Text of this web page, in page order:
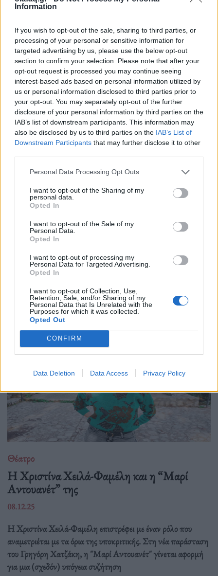
Information
If you wish to opt-out of the sale, sharing to third parties, or
processing of your personal or sensitive information for
targeted advertising by us, please use the below opt-out
section to confirm your selection. Please note that after your
opt-out request is processed you may continue seeing
interest-based ads based on personal information utilized by
us or personal information disclosed to third parties prior to
your opt-out. You may separately opt-out of the further
disclosure of your personal information by third parties on the
IAB’s list of downstream participants. This information may
also be disclosed by us to third parties on the IAB’s List of
Downstream Participants that may further disclose it to other
Personal Data Processing Opt Outs
I want to opt-out of the Sharing of my
personal data.
Opted In
I want to opt-out of the Sale of my
Personal Data.
Opted In
I want to opt-out of processing my
Personal Data for Targeted Advertising.
Opted In
I want to opt-out of Collection, Use,
Retention, Sale, and/or Sharing of my
Personal Data that Is Unrelated with the
Purposes for which it was collected.
Opted Out
CONFIRM
Data Deletion Data Access Privacy Policy
23.03.26
Ένα σπίτι γεμάτο ρόλους που δεν λένε να σβήσουν. Το
"Θηριοτροφείο" του Δημήτρη Τσεκούρα μετατρέπει το όνειρο
σε παγίδα και το παράλογο σε καθρέφτη.
Θέατρο
Η Φένια Αποστόλου και το σκοτεινό
παραμύθι του “Αποτυπώματος”
10.12.25
Με το "Αποτύπωμα", η Φένια Αποστόλου δημιουργεί έναν
σκοτεινό, ποιητικό χώρο όπου η γυναικεία εικόνα αποτινάσσει
τις παραμορφώσεις του χρόνου και ξαναβρίσκει τη φωνή της
μέσα από την κίνηση, τη σιωπή
Θέατρο
Η Χριστίνα Χειλά-Φαμέλη και η “Μαρί
Αντουανέτ” της
08.12.25
Η Χριστίνα Χειλά-Φαμέλη επιστρέφει με έναν ρόλο που
αναμετριέται με τα όρια της υποκριτικής. Στη νέα παράσταση
του Γρηγόρη Χατζάκη, η "Μαρί Αντουανέτ" γίνεται αφορμή
για μια (σχεδόν) υπόγεια συζήτηση